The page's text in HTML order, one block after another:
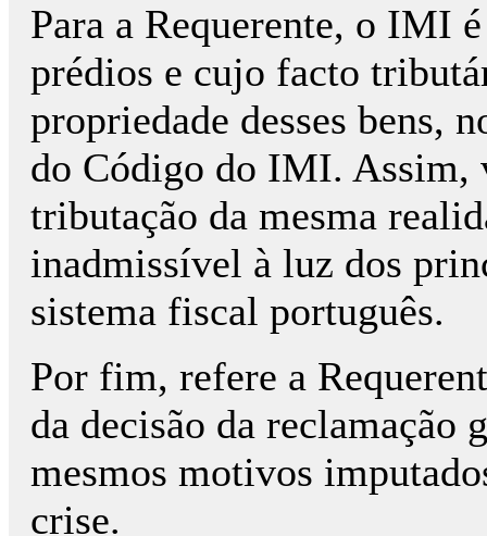
Para a Requerente, o IMI
prédios e cujo facto
propriedade desses bens,
do Código do IMI. Assim,
tributação da mesma
inadmissível à luz dos
sistema fiscal português.
Por fim, refere a
da decisão da reclamação
mesmos motivos
crise.